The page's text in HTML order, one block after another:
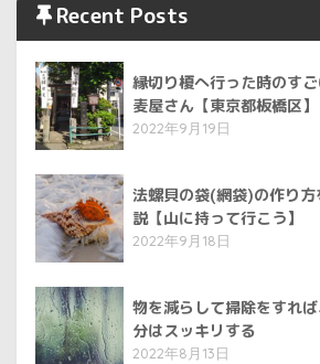
Recent Posts
縁切り榎へ行った時のす
麦屋さん【東京都板橋区】
2022年9月19日
法螺貝の袋(網袋)の作り
説【山に持って行こう】
2022年9月18日
物を減らして掃除をすれ
分はスッキリする
2022年8月13日